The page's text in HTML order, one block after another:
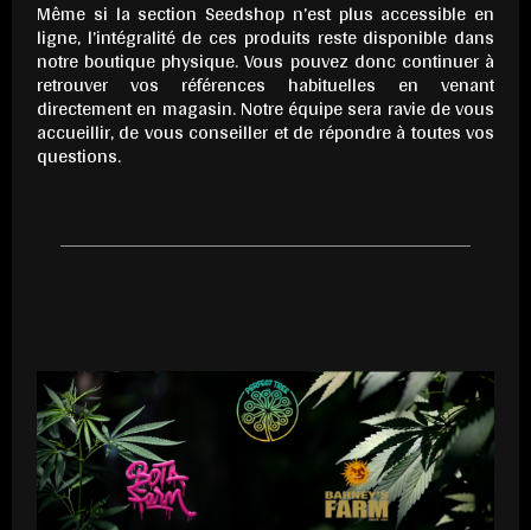
Même si la section Seedshop n’est plus accessible en
ligne, l’intégralité de ces produits reste disponible dans
notre boutique physique. Vous pouvez donc continuer à
retrouver vos références habituelles en venant
directement en magasin. Notre équipe sera ravie de vous
accueillir, de vous conseiller et de répondre à toutes vos
questions.